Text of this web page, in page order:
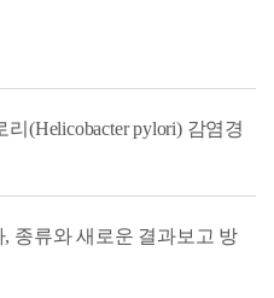
(Helicobacter pylori) 감염경
종류와 새로운 결과보고 방